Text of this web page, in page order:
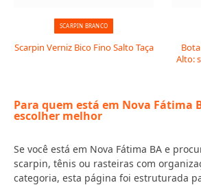
SCARPIN BRANCO
Scarpin Verniz Bico Fino Salto Taça
Alto:
Para quem está em Nova Fátima
escolher melhor
Se você está em Nova Fátima BA e
scarpin, tênis ou rasteiras com
categoria, esta página foi estruturada